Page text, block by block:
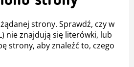
strony. Sprawdź, czy w
nie znajdują się literówki, lub
strony, aby znaleźć to, czego